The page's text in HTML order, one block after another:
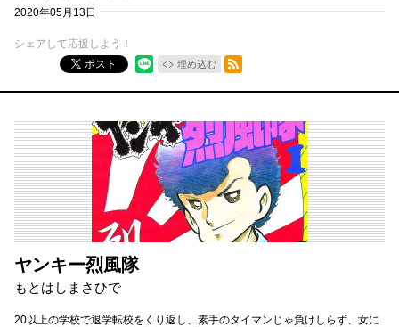
2020年05月13日
シェアして応援しよう！
ポスト
埋め込む
RSSフィード
ヤンキー烈風隊
もとはしまさひで
20以上の学校で退学転校をくり返し、素手のタイマンじゃ負けしらず、女に